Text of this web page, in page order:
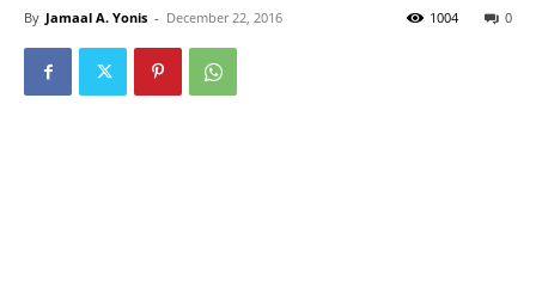
By Jamaal A. Yonis - December 22, 2016 0
1004